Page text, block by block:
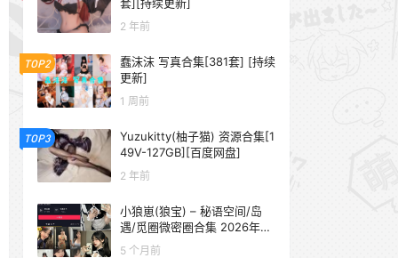
2 年前
TOP2
蠢沫沫 写真合集[381套] [持续
更新]
1 周前
TOP3
Yuzukitty(柚子猫) 资源合集[1
49V-127GB][百度网盘]
2 年前
小狼崽(狼宝) – 秘语空间/岛
遇/觅圈微密圈合集 2026年抖
音资源更新中
5 个月前